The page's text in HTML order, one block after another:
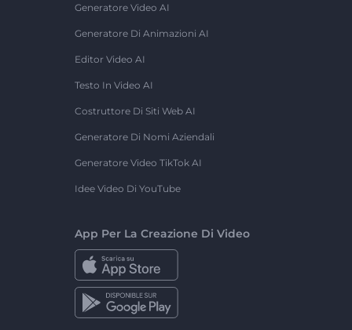
Generatore Video AI
Generatore Di Animazioni AI
Editor Video AI
Testo In Video AI
Costruttore Di Siti Web AI
Generatore Di Nomi Aziendali
Generatore Video TikTok AI
Idee Video Di YouTube
App Per La Creazione Di Video